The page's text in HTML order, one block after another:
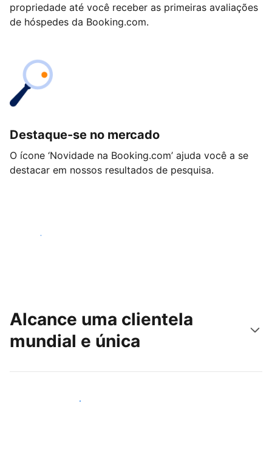
propriedade até você receber as primeiras avaliações
de hóspedes da Booking.com.
Destaque-se no mercado
O ícone ‘Novidade na Booking.com’ ajuda você a se
destacar em nossos resultados de pesquisa.
Começar
Alcance uma clientela
mundial e única
Alcançar novos hóspedes